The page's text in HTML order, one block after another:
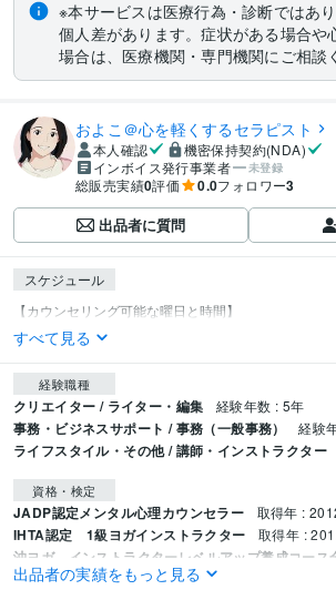
※本サービスは医療行為・診断ではあ
個人差があります。症状がある場合や
場合は、医療機関・専門機関にご相談
およこ＠心を軽くするセラピスト
本人確認
機密保持契約(NDA)
インボイス発行事業者
未登録
総販売実績0評価 0.0フォロワー3
出品者に質問
スケジュール
すべて見る
経験職種
クリエイター / ライター・編集 経験年数 : 5年
事務・ビジネスサポート / 事務（一般事務） 経験
ライフスタイル・その他 / 講師・インストラクター
資格・検定
JADP認定メンタル心理カウンセラー 取得年 :
IHTA認定 1級ヨガインストラクター 取得年 :
沖ヨガ インストラクターレベルアップ養成コース
2009年
出品者の実績をもっと見る